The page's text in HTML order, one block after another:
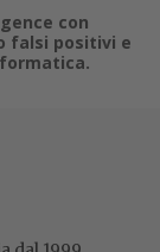
con
falsi positivi e